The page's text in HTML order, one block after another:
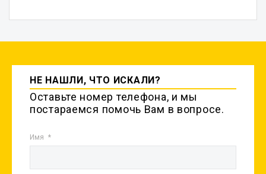
НЕ НАШЛИ, ЧТО ИСКАЛИ?
Оставьте номер телефона, и мы
постараемся помочь Вам в вопросе.
Имя